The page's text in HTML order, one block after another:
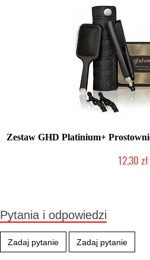
Zestaw GHD Platinium+
12,30 zł
Pytania i odpowiedzi
Zadaj pytanie Zadaj pytanie